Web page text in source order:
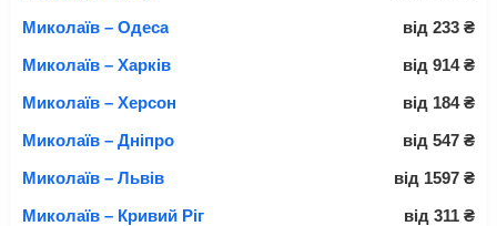
Миколаїв – Одеса
від 233 ₴
Миколаїв – Харків
від 914 ₴
Миколаїв – Херсон
від 184 ₴
Миколаїв – Дніпро
від 547 ₴
Миколаїв – Львів
від 1597 ₴
Миколаїв – Кривий Ріг
від 311 ₴